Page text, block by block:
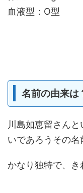
血液型：O型
名前の由来は
川島如恵留さん
いであろうその名
かなり独特で、き